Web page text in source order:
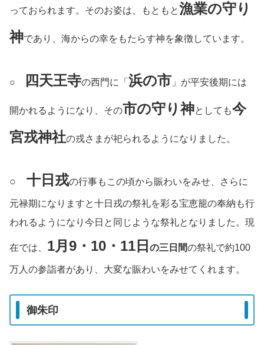
っておられます。そのお姿は、もともと漁業の守り
神であり、海からの幸をもたらす神を象徴しています。
○ 四天王寺の西門に「 浜の市 」が平安後期には
開かれるようになり、その市の守り神としても今
宮戎神社の戎さまが祀られるようになりました。
○ 十日戎の行事もこの頃から賑わいをみせ、さらに
元禄期になりますと十日戎の祭礼を彩る宝恵籠の奉納も行
われるようになり今日と同じような祭礼となりました。現
在では、 1月9・10・11日 の三日間の祭礼で約100
万人の参詣者があり、大変な賑わいをみせてくれます。
御朱印